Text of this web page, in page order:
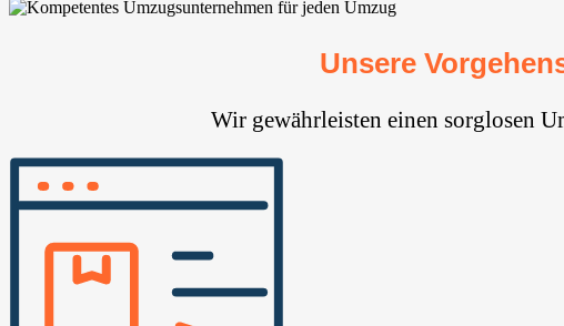
Unsere
Wir gewährleisten einen sorglosen